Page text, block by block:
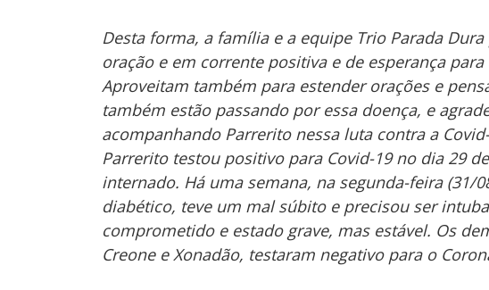
Desta forma, a família e a equipe Trio Parada
oração e em corrente positiva e de esperança
Aproveitam também para estender orações e
também estão passando por essa doença, e
acompanhando Parrerito nessa luta contra a
Parrerito testou positivo para Covid-19 no dia 29
internado. Há uma semana, na segunda-feira (31/
diabético, teve um mal súbito e precisou ser
comprometido e estado grave, mas estável. Os
Creone e Xonadão, testaram negativo para o